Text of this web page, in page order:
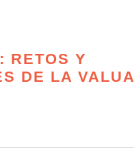
RETOS Y
DE LA